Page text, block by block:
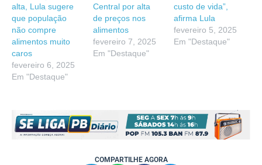
alta, Lula sugere
que população
não compre
alimentos muito
caros
fevereiro 6, 2025
Em "Destaque"
Central por alta
de preços nos
alimentos
fevereiro 7, 2025
Em "Destaque"
custo de vida”,
afirma Lula
fevereiro 5, 2025
Em "Destaque"
COMPARTILHE AGORA